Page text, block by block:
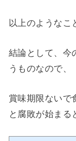
以上のようなこ
結論として、今
うものなので、
賞味期限ないで
と腐敗が始まる